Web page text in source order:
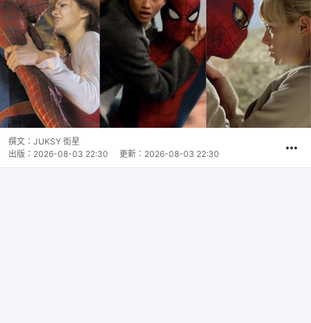
撰文： JUKSY 街星
出版： 2026-08-03 22:30 更新： 2026-08-03 22:30